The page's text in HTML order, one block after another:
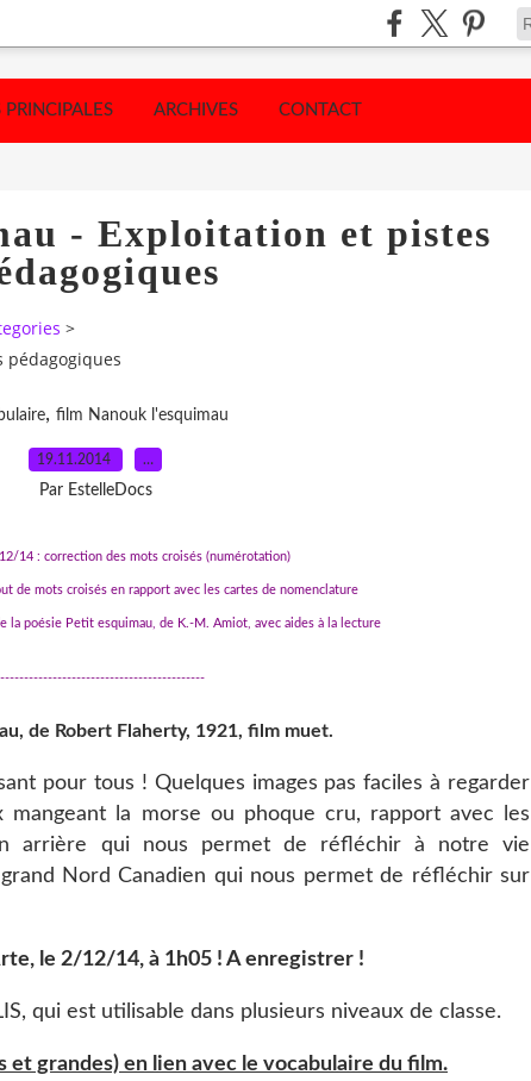
PRINCIPALES ARCHIVES CONTACT
- Exploitation et pistes
>
pédagogiques
, film Nanouk l'esquimau
19.11.2014 …
Par EstelleDocs
14 : correction des mots croisés (numérotation)
de mots croisés en rapport avec les cartes de nomenclature
la poésie Petit esquimau, de K.-M. Amiot, avec aides à la lecture
de Robert Flaherty, 1921, film muet.
pour tous ! Quelques images pas faciles à regarder
mangeant la morse ou phoque cru, rapport avec les
arrière qui nous permet de réfléchir à notre vie
Nord Canadien qui nous permet de réfléchir sur
le 2/12/14, à 1h05 ! A enregistrer !
qui est utilisable dans plusieurs niveaux de classe.
grandes) en lien avec le vocabulaire du film.